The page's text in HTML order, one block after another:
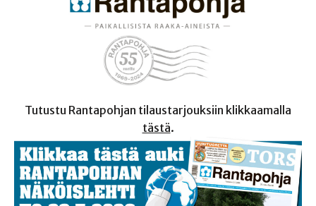
Tutustu Rantapohjan tilaustarjouksiin klikkaamalla
tästä.